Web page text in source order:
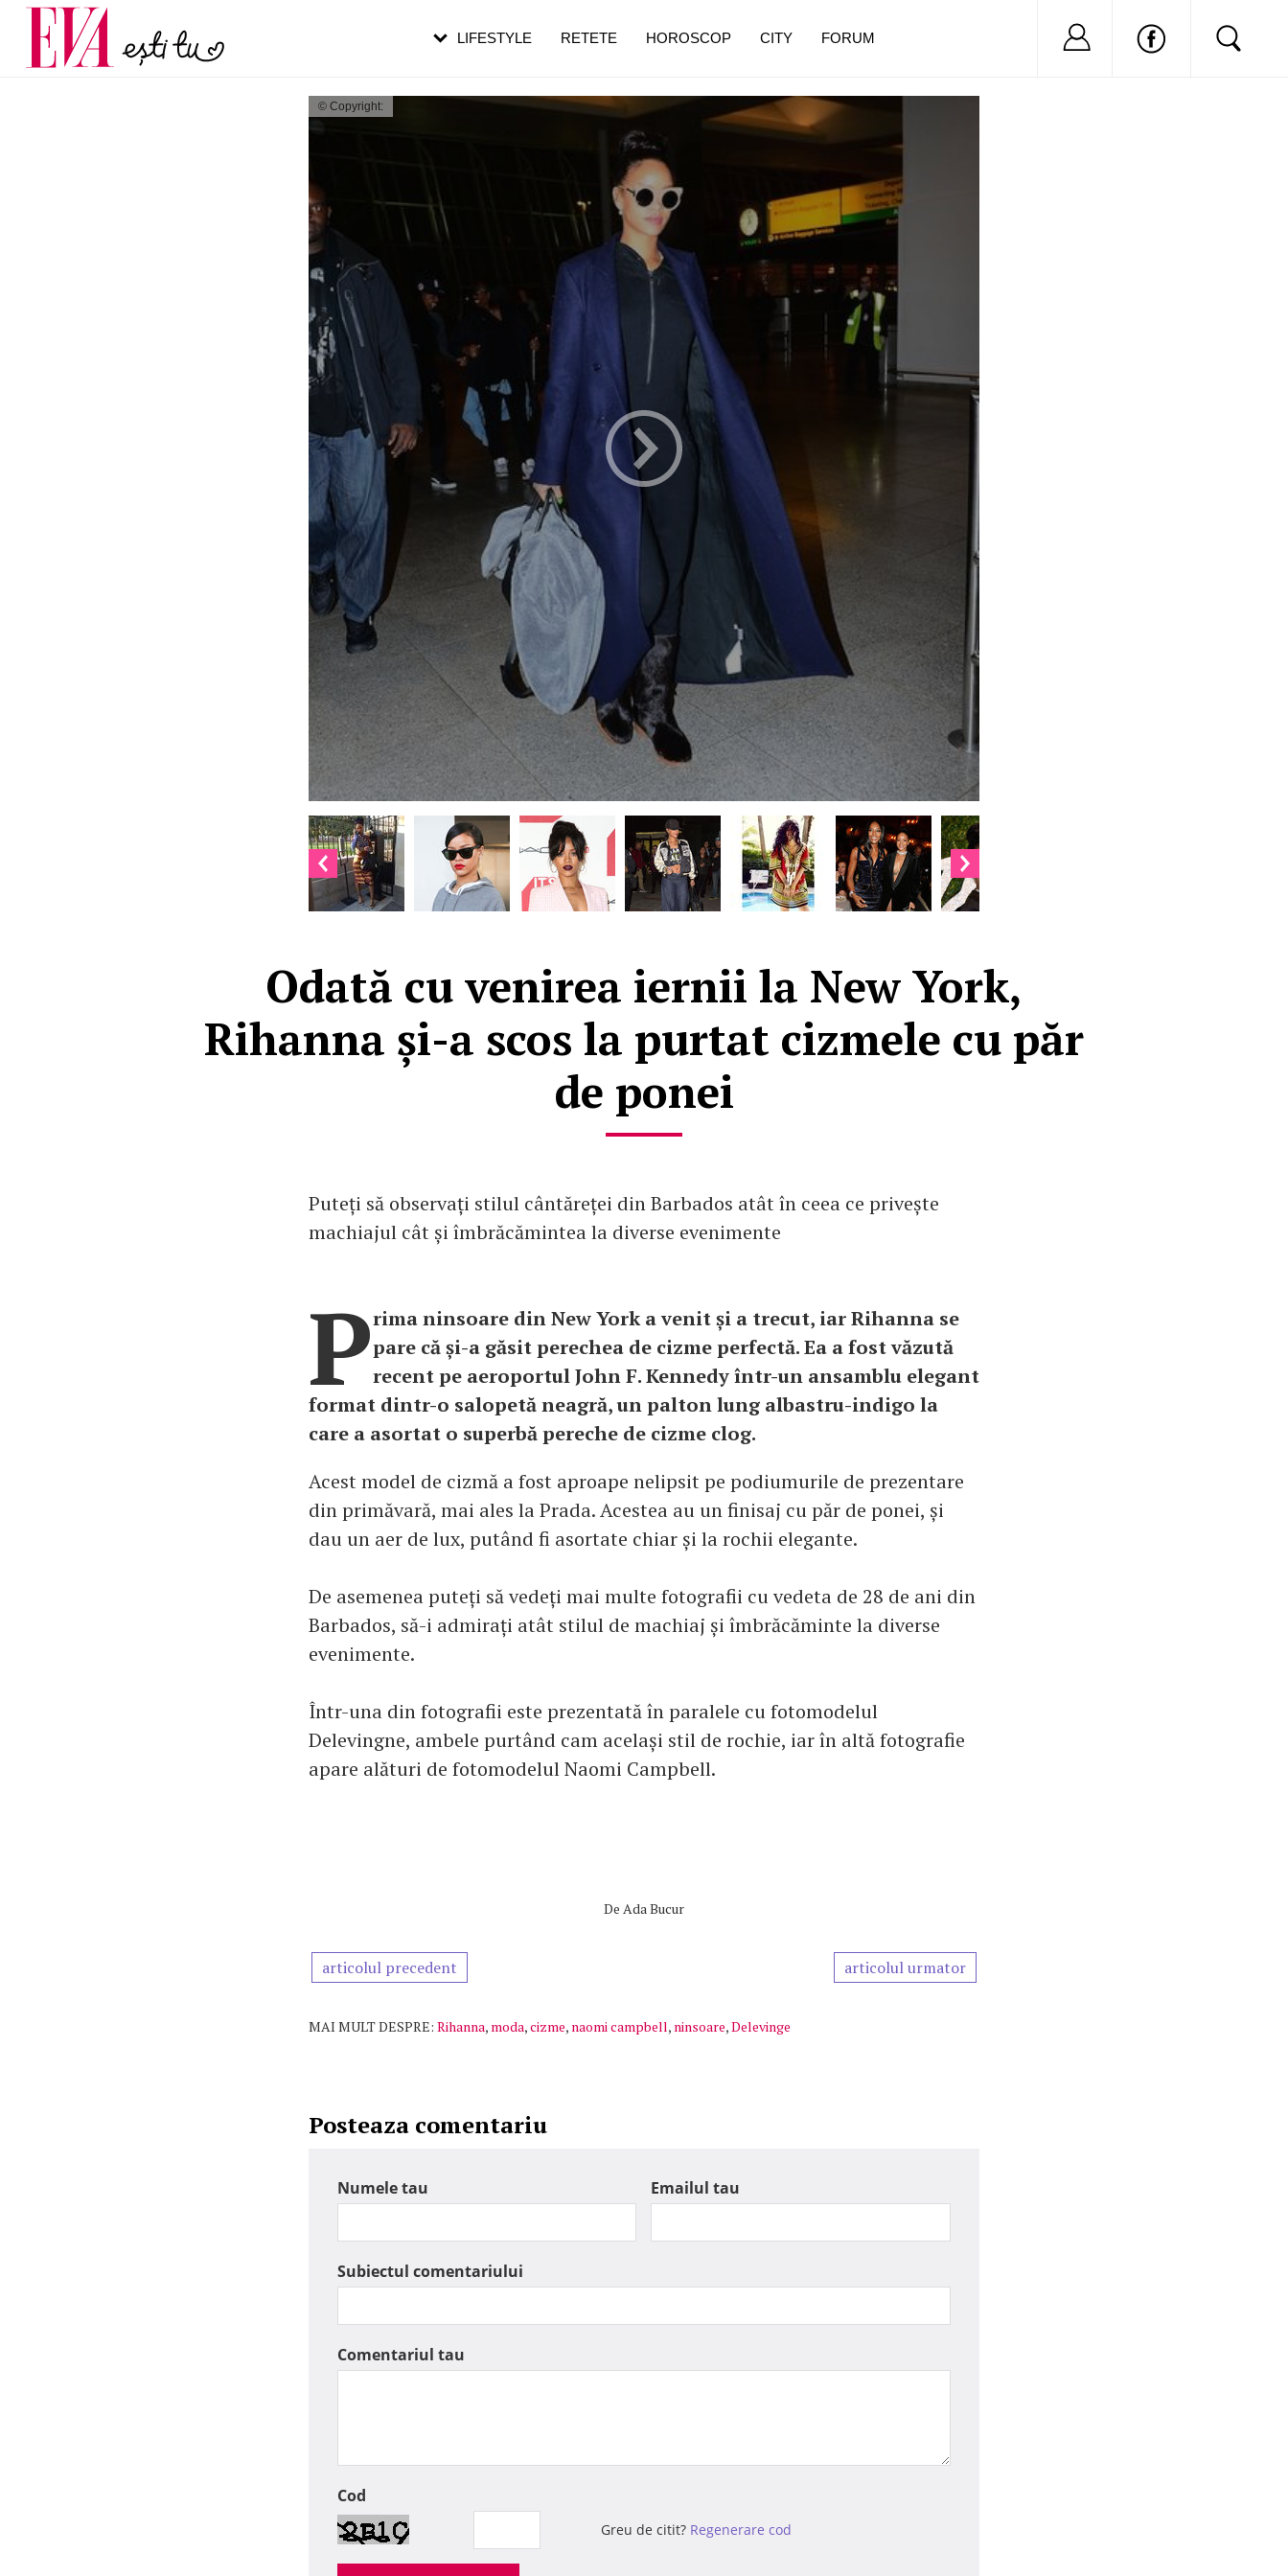
© Copyright:
Odată cu venirea iernii la New York,
Rihanna și-a scos la purtat cizmele cu păr
de ponei
Puteți să observați stilul cântăreței din Barbados atât în ceea ce privește
machiajul cât și îmbrăcămintea la diverse evenimente
Prima ninsoare din New York a venit și a trecut, iar Rihanna se
pare că și-a găsit perechea de cizme perfectă. Ea a fost văzută
recent pe aeroportul John F. Kennedy într-un ansamblu elegant
format dintr-o salopetă neagră, un palton lung albastru-indigo la
care a asortat o superbă pereche de cizme clog.
Acest model de cizmă a fost aproape nelipsit pe podiumurile de prezentare
din primăvară, mai ales la Prada. Acestea au un finisaj cu păr de ponei, și
dau un aer de lux, putând fi asortate chiar și la rochii elegante.
De asemenea puteți să vedeți mai multe fotografii cu vedeta de 28 de ani din
Barbados, să-i admirați atât stilul de machiaj și îmbrăcăminte la diverse
evenimente.
Într-una din fotografii este prezentată în paralele cu fotomodelul
Delevingne, ambele purtând cam același stil de rochie, iar în altă fotografie
apare alături de fotomodelul Naomi Campbell.
De Ada Bucur
articolul precedent articolul urmator
MAI MULT DESPRE: Rihanna, moda,cizme, naomi campbell, ninsoare,Delevinge
Posteaza comentariu
Numele tau Emailul tau
Subiectul comentariului
Comentariul tau
Cod
Greu de citit? Regenerare cod
LIFESTYLE RETETE HOROSCOP CITY FORUM Nu ai cont?
Carieră
Actualitate
pe măsură ce înaintezi în vârstă
de dureroasă este investigația